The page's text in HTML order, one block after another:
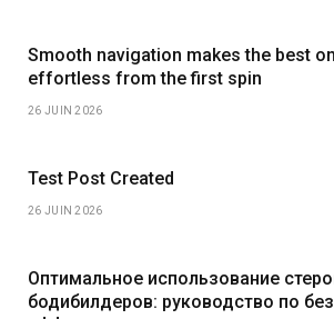
Smooth navigation makes the best
effortless from the first spin
26 JUIN 2026
Test Post Created
26 JUIN 2026
Оптимальное использование
бодибилдеров: руководство по